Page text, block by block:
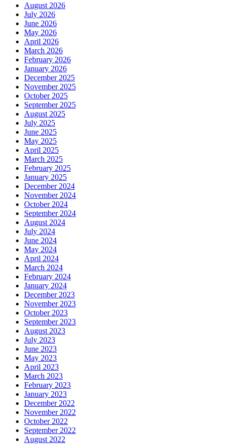
August 2026
July 2026
June 2026
May 2026
April 2026
March 2026
February 2026
January 2026
December 2025
November 2025
October 2025
September 2025
August 2025
July 2025
June 2025
May 2025
April 2025
March 2025
February 2025
January 2025
December 2024
November 2024
October 2024
September 2024
August 2024
July 2024
June 2024
May 2024
April 2024
March 2024
February 2024
January 2024
December 2023
November 2023
October 2023
September 2023
August 2023
July 2023
June 2023
May 2023
April 2023
March 2023
February 2023
January 2023
December 2022
November 2022
October 2022
September 2022
August 2022